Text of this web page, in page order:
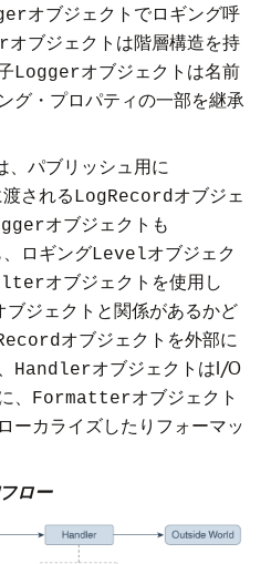
オブジェクトでロギング呼
オブジェクトは階層構造を持
Loggerオブジェクトは名前
グ・プロパティの一部を継承
、パブリッシュ用に
されるLogRecordオブジェ
オブジェクトも
ロギングLevelオブジェク
オブジェクトを使用し
ブジェクトと関係があるかど
オブジェクトを外部に
HandlerオブジェクトはI/O
Formatterオブジェクト
ーカライズしたりフォーマッ
ロー